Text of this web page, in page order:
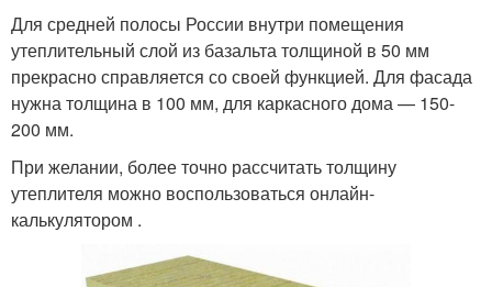
Для средней полосы России внутри помещения
утеплительный слой из базальта толщиной в 50 мм
прекрасно справляется со своей функцией. Для фасада
нужна толщина в 100 мм, для каркасного дома — 150-
200 мм.
При желании, более точно рассчитать толщину
утеплителя можно воспользоваться онлайн-
калькулятором .